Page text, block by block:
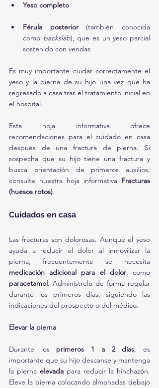
Yeso completo
Férula posterior (también conocida
como backslab), que es un yeso parcial
sostenido con vendas
Es muy importante cuidar correctamente el
yeso y la pierna de su hijo una vez que ha
regresado a casa tras el tratamiento inicial en
el hospital.
Esta hoja informativa ofrece
recomendaciones para el cuidado en casa
después de una fractura de pierna. Si
sospecha que su hijo tiene una fractura y
busca orientación de primeros auxilios,
consulte nuestra hoja informativa Fracturas
(huesos rotos).
Cuidados en casa
Las fracturas son dolorosas. Aunque el yeso
ayuda a reducir el dolor al inmovilizar la
medicación adicional para el dolor
paracetamol. Adminístrelo de forma regular
durante los primeros días, siguiendo las
indicaciones del prospecto o del médico.
Elevar la pierna
Durante los primeros 1 a 2 días, es
importante que su hijo descanse y mantenga
la pierna elevada para reducir la hinchazón.
Eleve la pierna colocando almohadas debajo